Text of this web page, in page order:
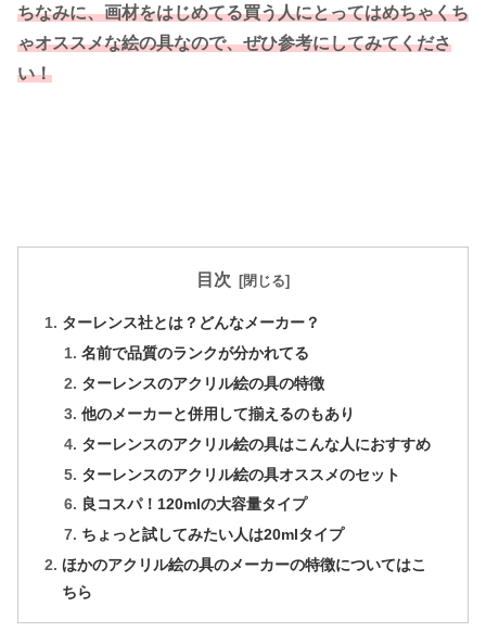
ちなみに、画材をはじめてる買う人にとってはめちゃくち
ゃオススメな絵の具なので、ぜひ参考にしてみてくださ
い！
目次
ターレンス社とは？どんなメーカー？
名前で品質のランクが分かれてる
ターレンスのアクリル絵の具の特徴
他のメーカーと併用して揃えるのもあり
ターレンスのアクリル絵の具はこんな人におすすめ
ターレンスのアクリル絵の具オススメのセット
良コスパ！120mlの大容量タイプ
ちょっと試してみたい人は20mlタイプ
ほかのアクリル絵の具のメーカーの特徴についてはこ
ちら